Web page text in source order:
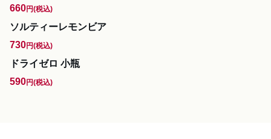
660円(税込)
ソルティーレモンビア
730円(税込)
ドライゼロ 小瓶
590円(税込)